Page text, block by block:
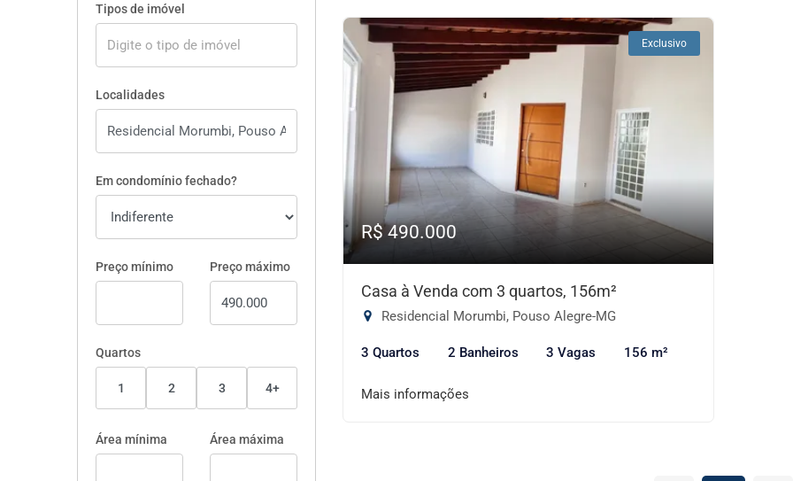
Tipos de imóvel
Localidades
Em condomínio fechado?
Preço mínimo Preço máximo
Quartos
1 2 3 4+
Área mínima Área máxima
Exclusivo
R$ 490.000
Casa à Venda com 3 quartos, 156m²
Residencial Morumbi, Pouso Alegre-MG
3 Quartos 2 Banheiros 3 Vagas 156 m²
Mais informações